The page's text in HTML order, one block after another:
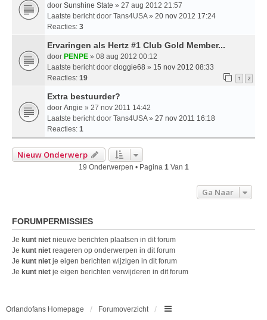
door Sunshine State » 27 aug 2012 21:57
Laatste bericht door Tans4USA» 20 nov 2012 17:24
Reacties: 3
Ervaringen als Hertz #1 Club Gold Member...
door PENPE » 08 aug 2012 00:12
Laatste bericht door cloggie68 » 15 nov 2012 08:33
Reacties: 19 1 2
Extra bestuurder?
door Angie » 27 nov 2011 14:42
Laatste bericht door Tans4USA» 27 nov 2011 16:18
Reacties: 1
Nieuw Onderwerp
19 Onderwerpen • Pagina 1Van 1
Ga Naar
FORUMPERMISSIES
Je kunt niet nieuwe berichten plaatsen in dit forum
Je kunt niet reageren op onderwerpen in dit forum
Je kunt niet je eigen berichten wijzigen in dit forum
Je kunt niet je eigen berichten verwijderen in dit forum
Orlandofans Homepage Forumoverzicht